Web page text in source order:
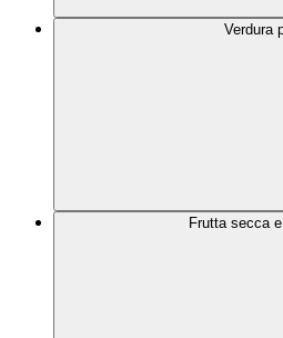
Verdura
Frutta secca